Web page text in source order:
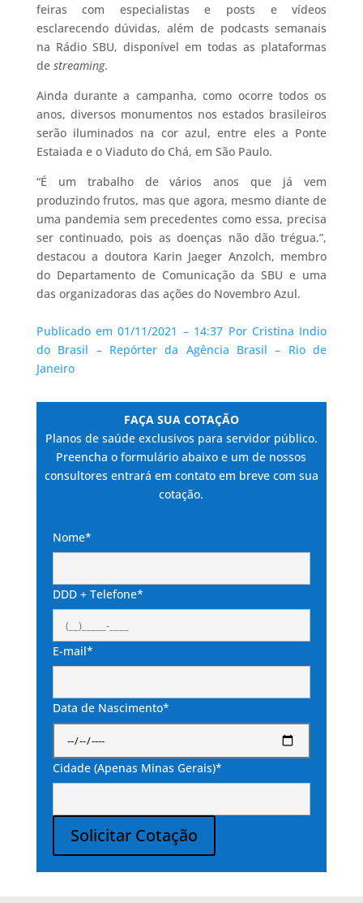
feiras com especialistas e posts e vídeos
esclarecendo dúvidas, além de podcasts semanais
na Rádio SBU, disponível em todas as plataformas
de streaming.
Ainda durante a campanha, como ocorre todos os
anos, diversos monumentos nos estados brasileiros
serão iluminados na cor azul, entre eles a Ponte
Estaiada e o Viaduto do Chá, em São Paulo.
“É um trabalho de vários anos que já vem
produzindo frutos, mas que agora, mesmo diante de
uma pandemia sem precedentes como essa, precisa
ser continuado, pois as doenças não dão trégua.”,
destacou a doutora Karin Jaeger Anzolch, membro
do Departamento de Comunicação da SBU e uma
das organizadoras das ações do Novembro Azul.
Publicado em 01/11/2021 – 14:37 Por Cristina Indio
do Brasil – Repórter da Agência Brasil – Rio de
Janeiro
FAÇA SUA COTAÇÃO
Planos de saúde exclusivos para servidor público.
Preencha o formulário abaixo e um de nossos
consultores entrará em contato em breve com sua
cotação.
Nome*
DDD + Telefone*
E-mail*
Data de Nascimento*
Cidade (Apenas Minas Gerais)*
Solicitar Cotação